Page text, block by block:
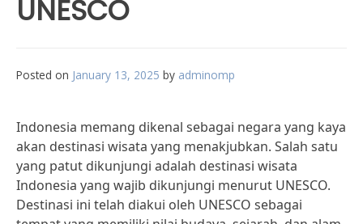
UNESCO
Posted on January 13, 2025 by adminomp
Indonesia memang dikenal sebagai negara yang kaya
akan destinasi wisata yang menakjubkan. Salah satu
yang patut dikunjungi adalah destinasi wisata
Indonesia yang wajib dikunjungi menurut UNESCO.
Destinasi ini telah diakui oleh UNESCO sebagai